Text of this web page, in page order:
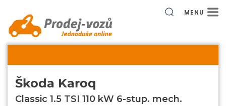
MENU
Škoda Karoq
Classic 1.5 TSI 110 kW 6-stup. mech.